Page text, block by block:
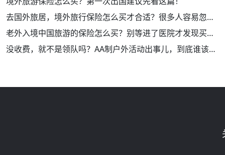
去国外旅居，境外旅行保险怎么买才合适？很多人容易忽略这2类保障！
老外入境中国旅游的保险怎么买？别等进了医院才发现买错了
没收费，就不是领队吗？AA制户外活动出事儿，到底谁该负责？